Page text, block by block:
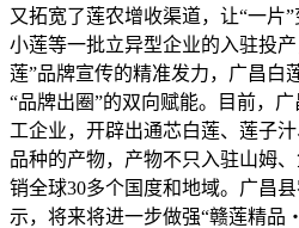
又拓宽了莲农增收渠道，让“一片
小莲等一批立异型企业的入驻投
莲”品牌宣传的精准发力，广昌白
“品牌出圈”的双向赋能。目前，
工企业，开辟出通芯白莲、莲子
品种的产物，产物不只入驻山姆
销全球30多个国度和地域。广昌
示，将来将进一步做强“赣莲精品